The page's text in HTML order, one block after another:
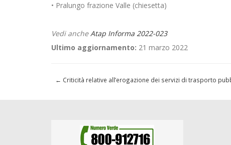
• Pralungo frazione Valle (chiesetta)
Vedi ancheAtap Informa 2022-023
Ultimo aggiornamento: 21 marzo 2022
← Criticità relative all’erogazione dei servizi di trasporto